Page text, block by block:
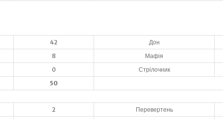
42 Дон
8 Мафія
0 Стрілочник
50
2 Перевертень